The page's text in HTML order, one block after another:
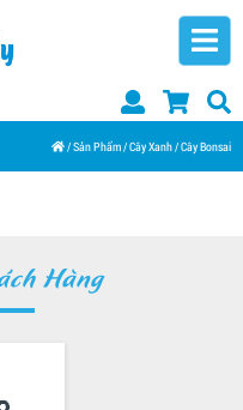
/Sản Phẩm/Cây Xanh/Cây Bonsai
Hàng